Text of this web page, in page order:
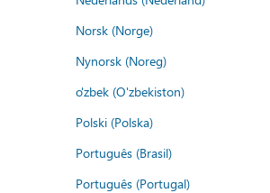
Norsk (Norge)
Nynorsk (Noreg)
o'zbek (O'zbekiston)
Polski (Polska)
Português (Brasil)
Português (Portugal)